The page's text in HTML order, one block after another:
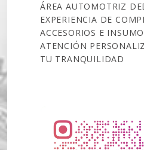
ÁREA AUTOMOTRIZ
EXPERIENCIA DE
ACCESORIOS E
ATENCIÓN
TU TRANQUILIDAD